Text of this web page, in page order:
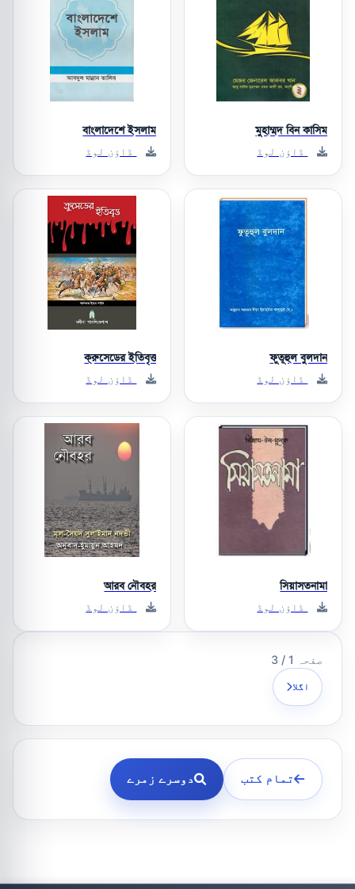
মুহাম্মদ বিন কাসিম
ڈاؤن لوڈ
বাংলাদেশে ইসলাম
ڈاؤن لوڈ
ফুতূহুল বুলদান
ڈاؤن لوڈ
ক্রুসেডের ইতিবৃত্ত
ڈاؤن لوڈ
সিয়াসতনামা
ڈاؤن لوڈ
আরব নৌবহর
ڈاؤن لوڈ
صفحہ 1 / 3
اگلا
تمام کتب دوسرے زمرے